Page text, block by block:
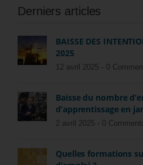
Derniers articles
BAISSE DES
2025
12 avril 2025 - 0
Baisse du nombre
d’apprentissage en
2 avril 2025 - 0
Quelles formations